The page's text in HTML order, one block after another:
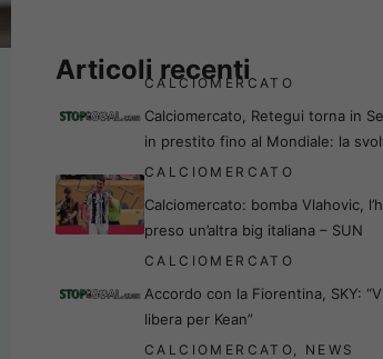
Articoli recenti
CALCIOMERCATO
Calciomercato, Retegui torna in
in prestito fino al Mondiale: la
CALCIOMERCATO
Calciomercato: bomba Vlahovic,
preso un’altra big italiana – SUN
CALCIOMERCATO
Accordo con la Fiorentina, SKY:
libera per Kean”
CALCIOMERCATO, NEWS